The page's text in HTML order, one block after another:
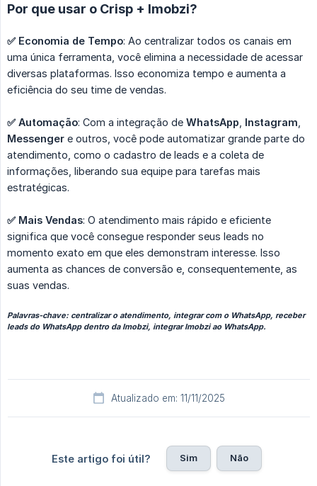
Por que usar o Crisp + Imobzi?
✅ Economia de Tempo: Ao centralizar todos os canais em
uma única ferramenta, você elimina a necessidade de acessar
diversas plataformas. Isso economiza tempo e aumenta a
eficiência do seu time de vendas.
✅ Automação: Com a integração de WhatsApp Instagram
Messenger e outros, você pode automatizar grande parte do
atendimento, como o cadastro de leads e a coleta de
informações, liberando sua equipe para tarefas mais
estratégicas.
✅ Mais Vendas: O atendimento mais rápido e eficiente
significa que você consegue responder seus leads no
momento exato em que eles demonstram interesse. Isso
aumenta as chances de conversão e, consequentemente, as
suas vendas.
Palavras-chave: centralizar o atendimento, integrar com o WhatsApp, receber
leads do WhatsApp dentro da Imobzi, integrar Imobzi ao WhatsApp.
Atualizado em: 11/11/2025
Este artigo foi útil? Sim Não